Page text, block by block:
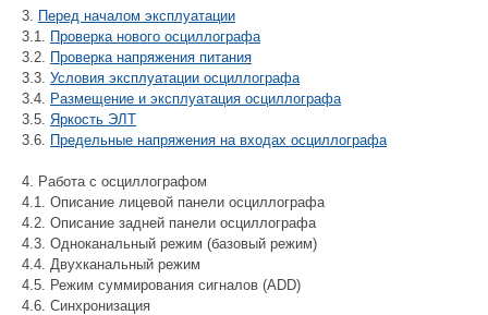
3. Перед началом эксплуатации
3.1. Проверка нового осциллографа
3.2. Проверка напряжения питания
3.3. Условия эксплуатации осциллографа
3.4. Размещение и эксплуатация осциллографа
3.5. Яркость ЭЛТ
3.6. Предельные напряжения на входах осциллографа
4. Работа с осциллографом
4.1. Описание лицевой панели осциллографа
4.2. Описание задней панели осциллографа
4.3. Одноканальный режим (базовый режим)
4.4. Двухканальный режим
4.5. Режим суммирования сигналов (ADD)
4.6. Синхронизация